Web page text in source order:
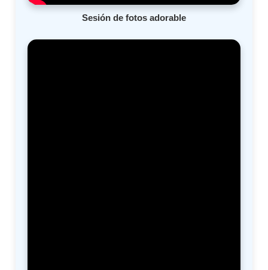
Sesión de fotos adorable